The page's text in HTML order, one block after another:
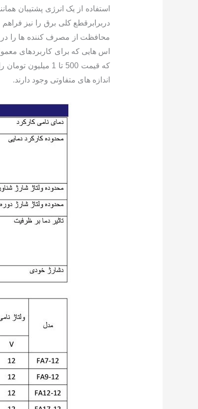
استفاده از یک انرژی پشتیبان
دربرابرقطع کلی برق را نیز
محافظت از مصرف کننده ها را در
اندازه های متفاوتی وجود دارند.